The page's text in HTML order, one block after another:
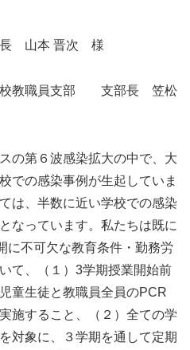
山本 晋次 様
校教職員支部 支部長 笠松
の第６波感染拡大の中で、大
での感染事例が生起していま
は、半数に近い学校での感染
なっています。私たちは既に
に不可欠な教育条件・勤務労
て、（１）3学期授業開始前
童生徒と教職員全員のPCR
施すること、（２）全ての学
対象に、３学期を通して定期